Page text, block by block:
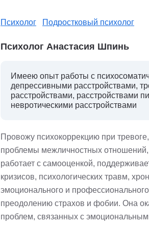
Психолог Подростковый психолог
Психолог Анастасия Шпинь
Имеею опыт работы с
депрессивными расстройствами,
расстройствами, расстройствами
невротическими расстройствами
Провожу психокоррекцию при
проблемы межличностных отношений,
работает с самооценкой,
кризисов, психологических травм,
эмоционального и
преодолению страхов и фобии. Она
проблем, связанных с